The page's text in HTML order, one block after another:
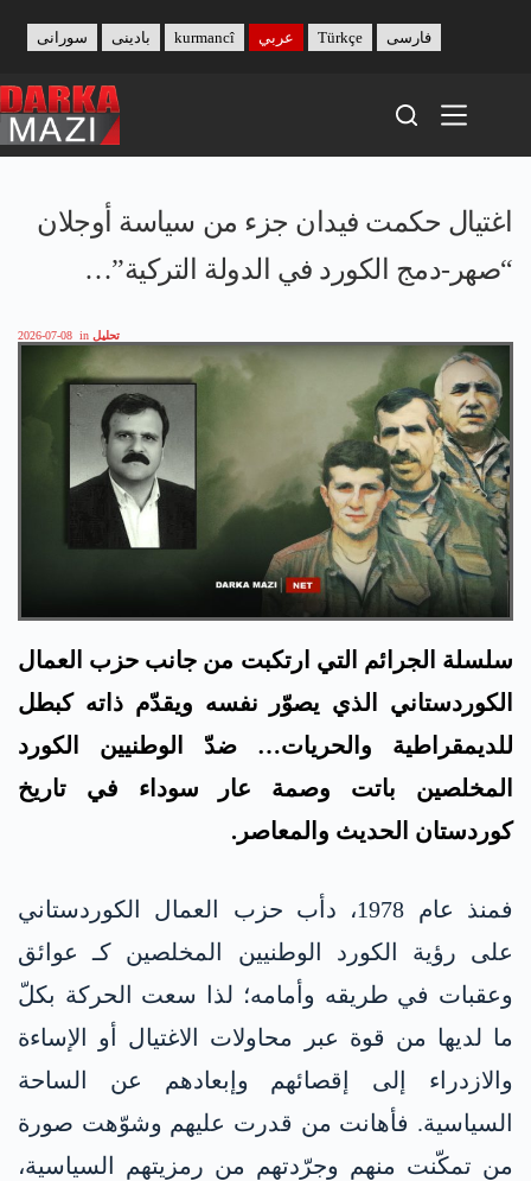
content
بادینی سورانی kurmancî عربي Türkçe فارسی
اغتيال حكمت فيدان جزء من سياسة أوجلان
“صهر-دمج الكورد في الدولة التركية”…
2026-07-08 in تحليل
سلسلة الجرائم التي ارتكبت من جانب حزب العمال
الكوردستاني الذي يصوّر نفسه ويقدّم ذاته كبطل
للديمقراطية والحريات… ضدّ الوطنيين الكورد
المخلصين باتت وصمة عار سوداء في تاريخ
كوردستان الحديث والمعاصر.
فمنذ عام 1978، دأب حزب العمال الكوردستاني
على رؤية الكورد الوطنيين المخلصين كـ عوائق
وعقبات في طريقه وأمامه؛ لذا سعت الحركة بكلّ
ما لديها من قوة عبر محاولات الاغتيال أو الإساءة
والازدراء إلى إقصائهم وإبعادهم عن الساحة
السياسية. فأهانت من قدرت عليهم وشوّهت صورة
من تمكّنت منهم وجرّدتهم من رمزيتهم السياسية،